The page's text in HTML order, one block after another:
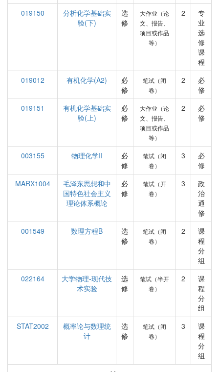
019150
分析化学基础实
验(下)
选
修
大作业（论
文、报告、
项目或作品
等）
2
专
业
选
修
课
程
019012
有机化学(A2)
必
修
笔试（闭
卷）
2
必
修
019151
有机化学基础实
验(上)
必
修
大作业（论
文、报告、
项目或作品
等）
2
必
修
003155 物理化学II
必
修
笔试（闭
卷）
3
必
修
MARX1004
毛泽东思想和中
国特色社会主义
理论体系概论
必
修
笔试（开
卷）
3
政
治
通
修
001549
数理方程B
选
修
笔试（闭
卷）
2
课
程
分
组
022164
大学物理-现代技
术实验
选
修
笔试（半开
卷）
2
课
程
分
组
STAT2002
概率论与数理统
计
选
修
笔试（闭
卷）
3
课
程
分
组